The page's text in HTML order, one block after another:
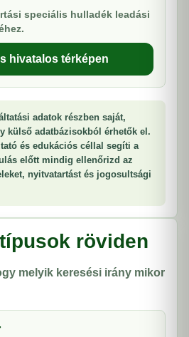
speciális hulladék leadási
hivatalos térképen
adatok részben saját,
külső adatbázisokból érhetők el.
és edukációs céllal segíti a
előtt mindig ellenőrizd az
nyitvatartást és jogosultsági
röviden
melyik keresési irány mikor